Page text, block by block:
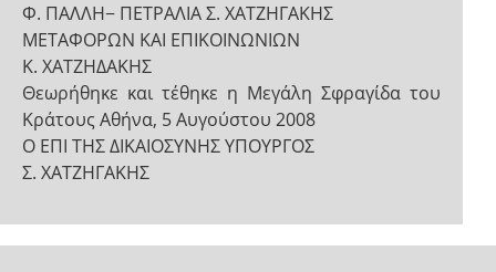
Φ. ΠΑΛΛΗ− ΠΕΤΡΑΛΙΑ Σ. ΧΑΤΖΗΓΑΚΗΣ
ΜΕΤΑΦΟΡΩΝ ΚΑΙ ΕΠΙΚΟΙΝΩΝΙΩΝ
Κ. ΧΑΤΖΗΔΑΚΗΣ
Θεωρήθηκε και τέθηκε η Μεγάλη Σφραγίδα του
Κράτους Αθήνα, 5 Αυγούστου 2008
Ο ΕΠΙ ΤΗΣ ΔΙΚΑΙΟΣΥΝΗΣ ΥΠΟΥΡΓΟΣ
Σ. ΧΑΤΖΗΓΑΚΗΣ